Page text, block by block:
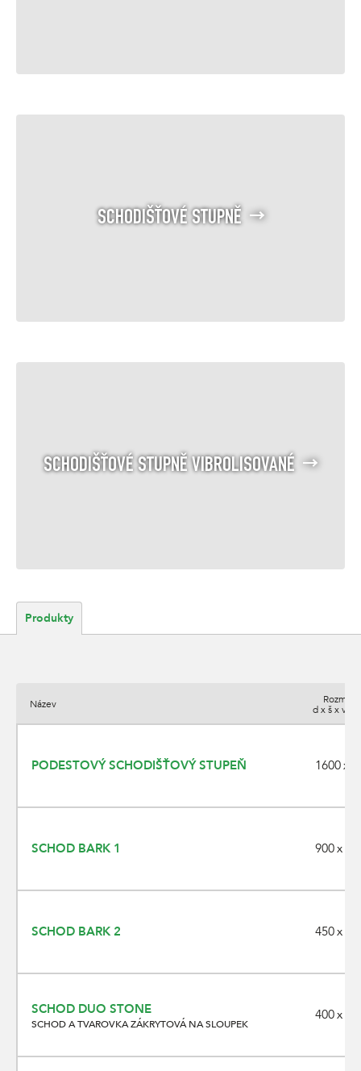
SCHODIŠŤOVÉ STUPNĚ
SCHODIŠŤOVÉ STUPNĚ VIBROLISOVANÉ
Produkty
Název
Rozměry
d x š x v
PODESTOVÝ SCHODIŠŤOVÝ STUPEŇ 1600 x
SCHOD BARK 1 900 x
SCHOD BARK 2 450 x
SCHOD DUO STONE
SCHOD A TVAROVKA ZÁKRYTOVÁ NA SLOUPEK
400 x